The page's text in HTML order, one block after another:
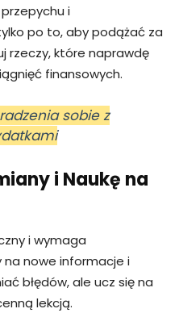
i
po to, aby podążać za
rzeczy, które naprawdę
finansowych.
sobie z
i Naukę na
i wymaga
nowe informacje i
błędów, ale ucz się na
lekcją.